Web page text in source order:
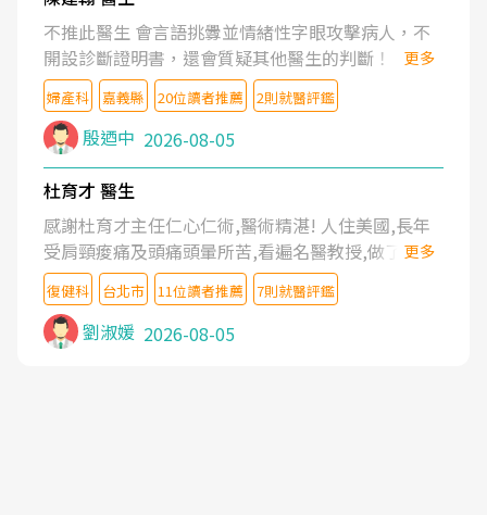
不推此醫生 會言語挑釁並情緒性字眼攻擊病人，不
開設診斷證明書，還會質疑其他醫生的判斷！
更多
婦產科 嘉義縣 20位讀者推薦 2則就醫評鑑
殷迺中 2026-08-05
杜育才 醫生
感謝杜育才主任仁心仁術,醫術精湛! 人住美國,長年
受肩頸痠痛及頭痛頭暈所苦,看遍名醫教授,做了各種
檢查,也嘗試過西醫打針,中醫針灸及物理徒手治療都
沒有用,後來連吃到嗎啡類止痛藥都效果有限,只是壓
症狀,沒多久就痛起來,多年失眠嚴重影響生活品質.
台灣親友介紹忠孝醫院杜育才主任是頸頭症候群專
更多
復健科 台北市 11位讀者推薦 7則就醫評鑑
劉淑媛 2026-08-05